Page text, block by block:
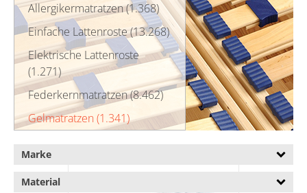
Allergikermatratzen (1.368)
Einfache Lattenroste (13.268)
Elektrische Lattenroste
(1.271)
Federkernmatratzen (8.462)
Gelmatratzen (1.341)
Gelmatratzen in 100 x 200 cm
(63)
(39)
Marke
Material